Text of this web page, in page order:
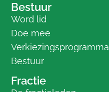
Bestuur
Word lid
Doe mee
Verkiezingsprogramma
Bestuur
Fractie